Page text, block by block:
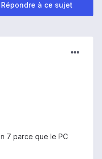
Répondre à ce sujet
7 parce que le PC